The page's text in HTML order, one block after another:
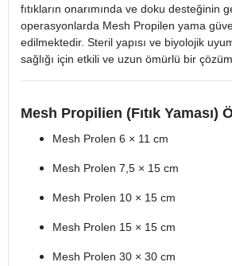
fıtıkların onarımında ve doku desteğinin
operasyonlarda Mesh Propilen yama
edilmektedir. Steril yapısı ve biyolojik
sağlığı için etkili ve uzun ömürlü bir
Mesh Propilien (Fıtık Yaması)
Mesh Prolen 6 × 11 cm
Mesh Prolen 7,5 × 15 cm
Mesh Prolen 10 × 15 cm
Mesh Prolen 15 × 15 cm
Mesh Prolen 30 × 30 cm